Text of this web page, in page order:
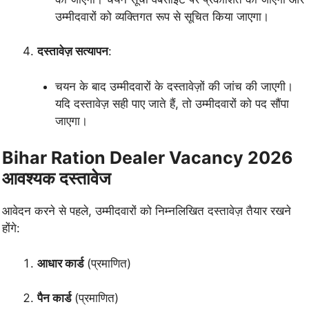
उम्मीदवारों को व्यक्तिगत रूप से सूचित किया जाएगा।
दस्तावेज़ सत्यापन:
चयन के बाद उम्मीदवारों के दस्तावेज़ों की जांच की जाएगी।
यदि दस्तावेज़ सही पाए जाते हैं, तो उम्मीदवारों को पद सौंपा
जाएगा।
Bihar Ration Dealer Vacancy 2026
आवश्यक दस्तावेज
आवेदन करने से पहले, उम्मीदवारों को निम्नलिखित दस्तावेज़ तैयार रखने
होंगे:
आधार कार्ड(प्रमाणित)
पैन कार्ड(प्रमाणित)